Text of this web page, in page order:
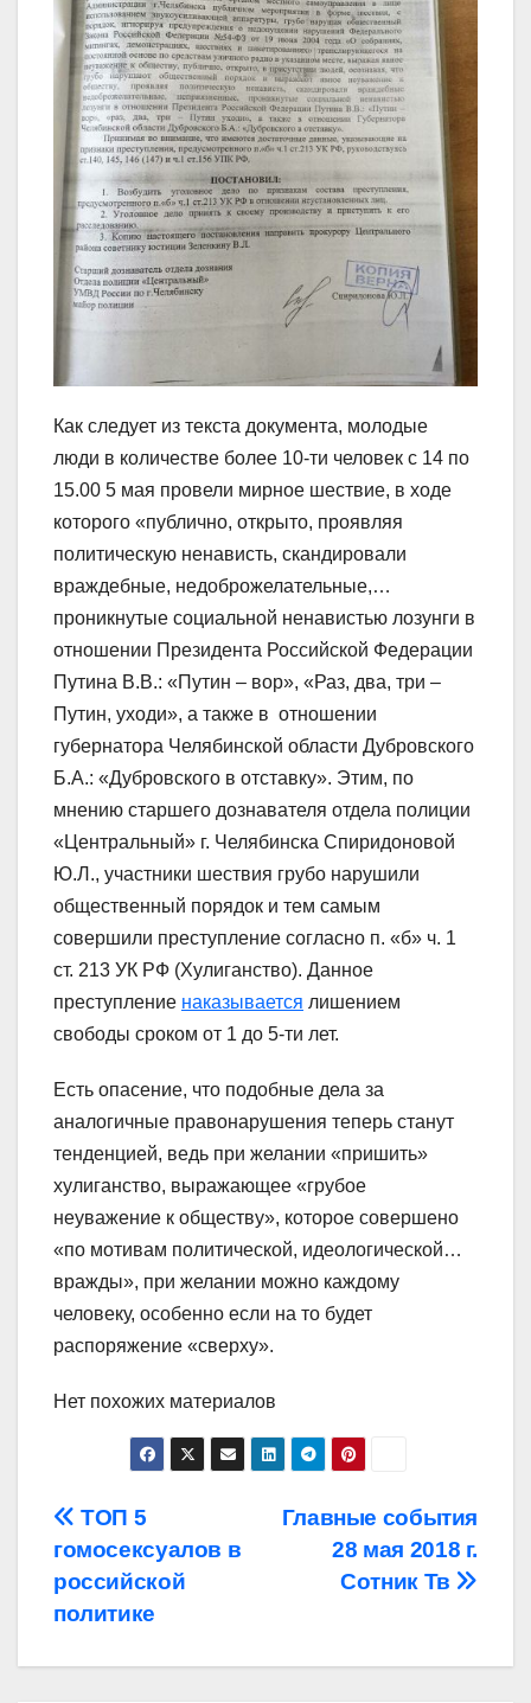
Как следует из текста документа, молодые
люди в количестве более 10-ти человек с 14 по
15.00 5 мая провели мирное шествие, в ходе
которого «публично, открыто, проявляя
политическую ненависть, скандировали
враждебные, недоброжелательные,…
проникнутые социальной ненавистью лозунги в
отношении Президента Российской Федерации
Путина В.В.: «Путин – вор», «Раз, два, три –
Путин, уходи», а также в отношении
губернатора Челябинской области Дубровского
Б.А.: «Дубровского в отставку». Этим, по
мнению старшего дознавателя отдела полиции
«Центральный» г. Челябинска Спиридоновой
Ю.Л., участники шествия грубо нарушили
общественный порядок и тем самым
совершили преступление согласно п. «б» ч. 1
ст. 213 УК РФ (Хулиганство). Данное
преступление наказывается лишением
свободы сроком от 1 до 5-ти лет.
Есть опасение, что подобные дела за
аналогичные правонарушения теперь станут
тенденцией, ведь при желании «пришить»
хулиганство, выражающее «грубое
неуважение к обществу», которое совершено
«по мотивам политической, идеологической…
вражды», при желании можно каждому
человеку, особенно если на то будет
распоряжение «сверху».
Нет похожих материалов
Навигация
по
записям
Главные события
28 мая 2018 г.
Сотник Тв
ТОП 5
гомосексуалов в
российской
политике